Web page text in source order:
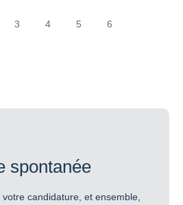
3 4 5 6
spontanée
candidature, et ensemble,